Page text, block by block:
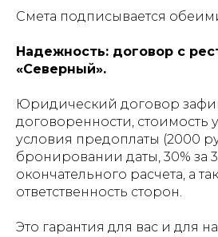
Смета подписывается
Надежность: договор с
«Северный».
Юридический договор
договоренности, стоимость
условия предоплаты (2000
бронировании даты, 30% за
окончательного расчета, а
ответственность сторон.
Это гарантия для вас и для